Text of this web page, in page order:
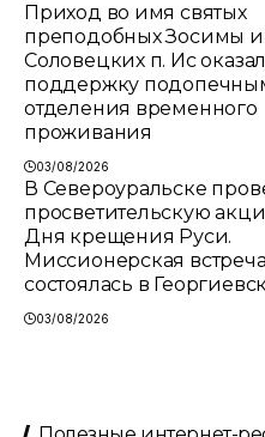
Приход во имя святых
преподобных Зосимы и
Соловецких п. Ис
поддержку
отделения временного
проживания
03/08/2026
В Североуральске
просветительскую
Дня крещения Руси.
Миссионерская встреча
состоялась в
03/08/2026